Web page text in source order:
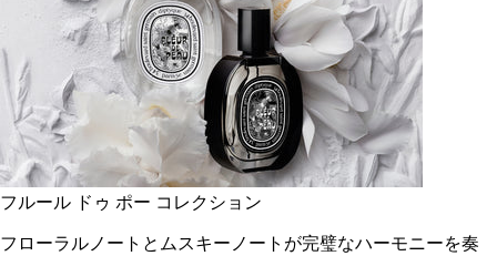
フルール ドゥ ポー コレクション
フローラルノートとムスキーノートが完璧なハーモニーを奏